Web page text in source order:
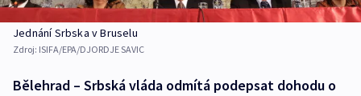
Jednání Srbska v Bruselu
Zdroj: ISIFA/EPA/DJORDJE SAVIC
Bělehrad – Srbská vláda odmítá podepsat dohodu o